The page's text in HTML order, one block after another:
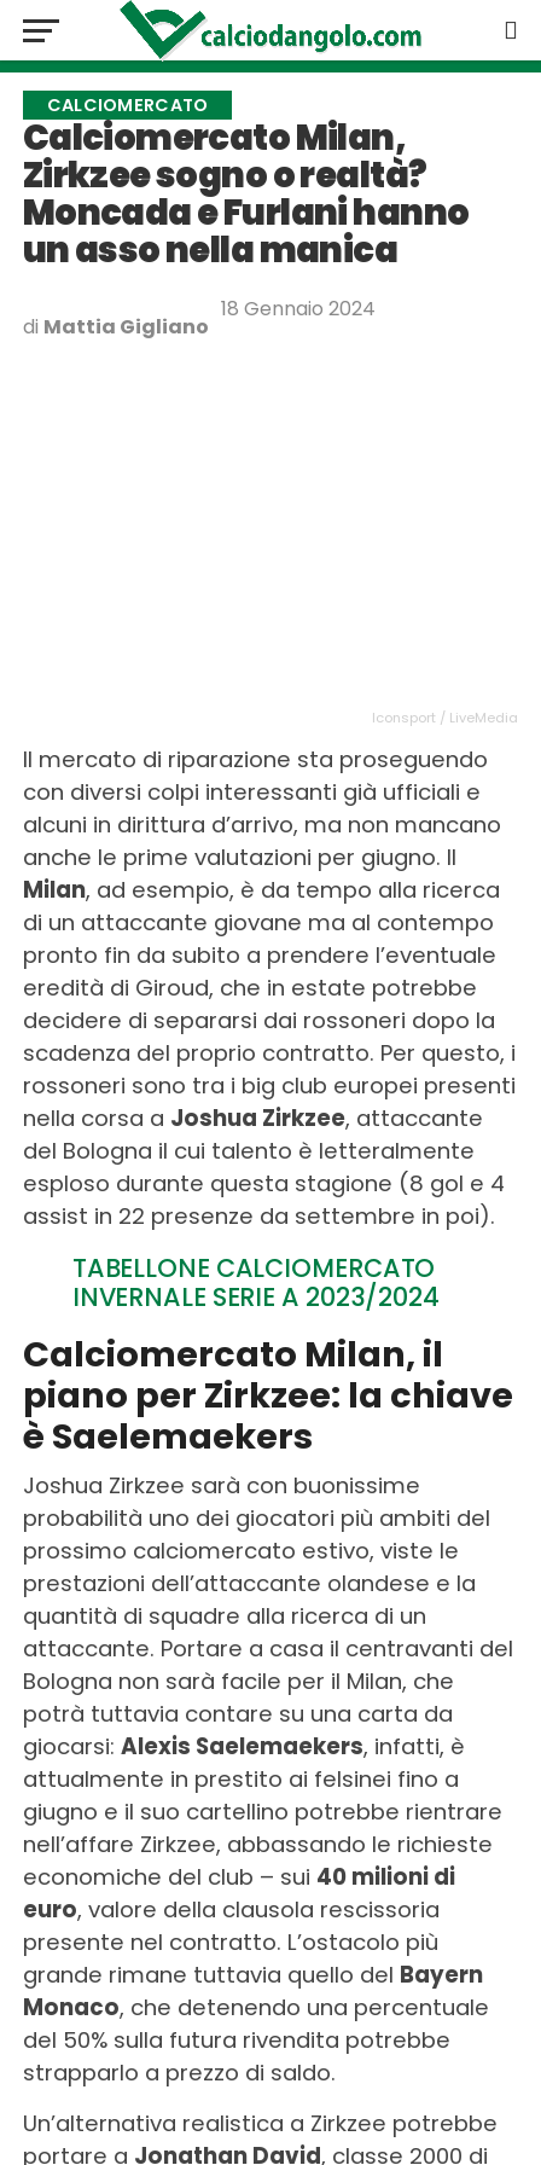
CALCIOMERCATO
Calciomercato Milan,
Zirkzee sogno o realtà?
Moncada e Furlani hanno
un asso nella manica
di Mattia Gigliano
18 Gennaio 2024
Iconsport / LiveMedia
Il mercato di riparazione sta proseguendo
con diversi colpi interessanti già ufficiali e
alcuni in dirittura d’arrivo, ma non mancano
anche le prime valutazioni per giugno. Il
Milan, ad esempio, è da tempo alla ricerca
di un attaccante giovane ma al contempo
pronto fin da subito a prendere l’eventuale
eredità di Giroud, che in estate potrebbe
decidere di separarsi dai rossoneri dopo la
scadenza del proprio contratto. Per questo, i
rossoneri sono tra i big club europei presenti
nella corsa a Joshua Zirkzee, attaccante
del Bologna il cui talento è letteralmente
esploso durante questa stagione (8 gol e 4
assist in 22 presenze da settembre in poi).
TABELLONE CALCIOMERCATO
INVERNALE SERIE A 2023/2024
Calciomercato Milan, il
piano per Zirkzee: la chiave
è Saelemaekers
Joshua Zirkzee sarà con buonissime
probabilità uno dei giocatori più ambiti del
prossimo calciomercato estivo, viste le
prestazioni dell’attaccante olandese e la
quantità di squadre alla ricerca di un
attaccante. Portare a casa il centravanti del
Bologna non sarà facile per il Milan, che
potrà tuttavia contare su una carta da
giocarsi: Alexis Saelemaekers, infatti, è
attualmente in prestito ai felsinei fino a
giugno e il suo cartellino potrebbe rientrare
nell’affare Zirkzee, abbassando le richieste
economiche del club – sui 40 milioni di
euro, valore della clausola rescissoria
presente nel contratto. L’ostacolo più
grande rimane tuttavia quello del Bayern
Monaco, che detenendo una percentuale
del 50% sulla futura rivendita potrebbe
strapparlo a prezzo di saldo.
Un’alternativa realistica a Zirkzee potrebbe
portare a Jonathan David, classe 2000 di